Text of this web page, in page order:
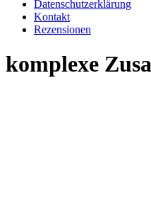
Datenschutzerklärung
Kontakt
Rezensionen
komplexe